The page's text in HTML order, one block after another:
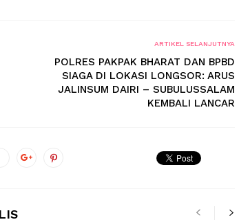
ARTIKEL SELANJUTNYA
POLRES PAKPAK BHARAT DAN BPBD
SIAGA DI LOKASI LONGSOR: ARUS
JALINSUM DAIRI – SUBULUSSALAM
KEMBALI LANCAR